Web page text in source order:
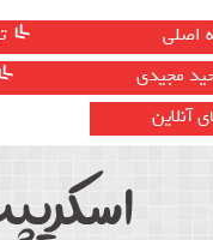
اصلی
مجیدی
آنلاین